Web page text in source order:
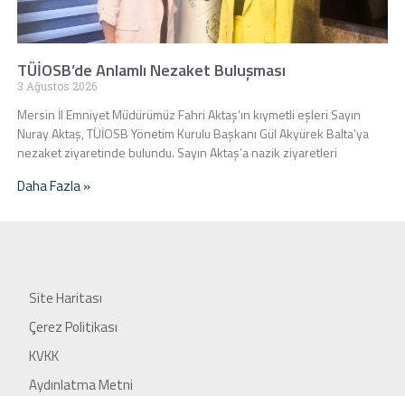
TÜİOSB’de Anlamlı Nezaket Buluşması
3 Ağustos 2026
Mersin İl Emniyet Müdürümüz Fahri Aktaş’ın kıymetli eşleri Sayın
Nuray Aktaş, TÜİOSB Yönetim Kurulu Başkanı Gül Akyürek Balta’ya
nezaket ziyaretinde bulundu. Sayın Aktaş’a nazik ziyaretleri
Daha Fazla »
Site Haritası
Çerez Politikası
KVKK
Aydınlatma Metni